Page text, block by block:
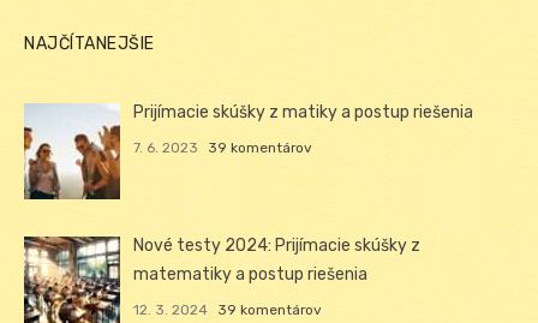
NAJČÍTANEJŠIE
Prijímacie skúšky z matiky a postup riešenia
7. 6. 2023 39 komentárov
Nové testy 2024: Prijímacie skúšky z
matematiky a postup riešenia
12. 3. 2024 39 komentárov